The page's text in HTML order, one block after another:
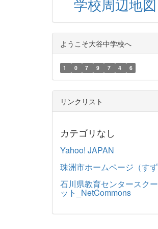
学校周辺地図
ようこそ大谷中学校へ
1 0 7 9 7 4 6
リンクリスト
カテゴリなし
Yahoo! JAPAN
珠洲市ホームページ（すず
石川県教育センタースク
ット_NetCommons